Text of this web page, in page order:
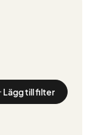
Lägg till filter